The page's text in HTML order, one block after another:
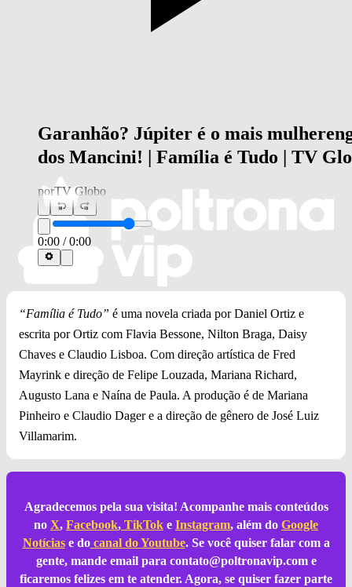
Garanhão? Júpiter é o mais
dos Mancini! | Família é Tudo | TV
porTV Globo
0:00 /0:00
“Família é Tudo” é uma novela criada por Daniel Ortiz e
escrita por Ortiz com Flavia Bessone, Nilton Braga, Daisy
Chaves e Claudio Lisboa. Com direção artística de Fred
Mayrink e direção de Felipe Louzada, Mariana Richard,
Augusto Lana e Naína de Paula. A produção é de Mariana
Pinheiro e Claudio Dager e a direção de gênero de José Luiz
Villamarim.
Agradecemos pela sua visita! Acompanhe mais conteúdos
no X, Facebook, TikTok e Instagram, além do Google
Notíciase docanal do Youtube. Se você quiser falar com a
gente, mande email para contato@poltronavip.come
ficaremos felizes em te atender. Agora, se quiser fazer parte